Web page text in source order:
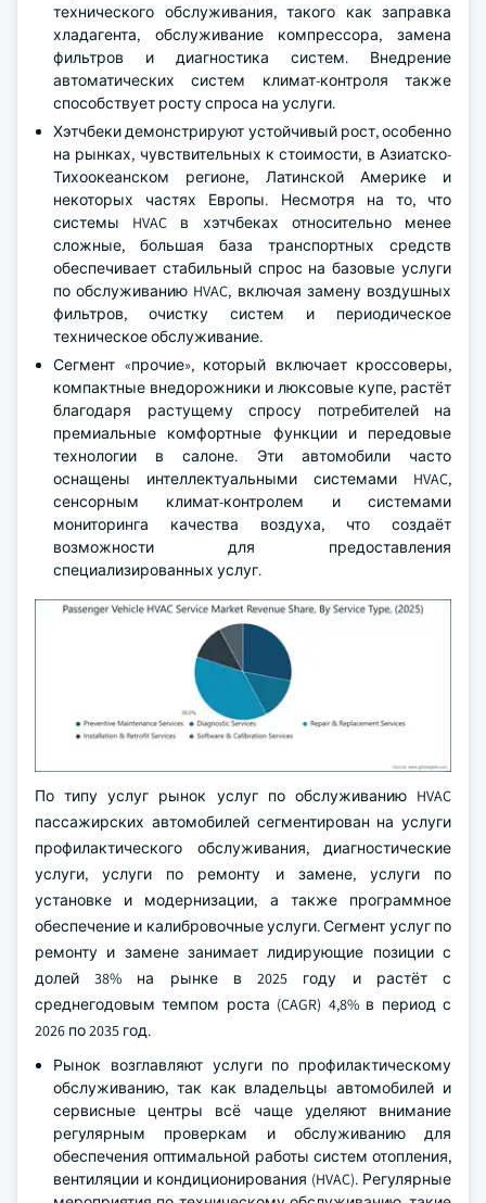
технического обслуживания, такого как заправка
хладагента, обслуживание компрессора, замена
фильтров и диагностика систем. Внедрение
автоматических систем климат-контроля также
способствует росту спроса на услуги.
Хэтчбеки демонстрируют устойчивый рост, особенно
на рынках, чувствительных к стоимости, в Азиатско-
Тихоокеанском регионе, Латинской Америке и
некоторых частях Европы. Несмотря на то, что
системы HVAC в хэтчбеках относительно менее
сложные, большая база транспортных средств
обеспечивает стабильный спрос на базовые услуги
по обслуживанию HVAC, включая замену воздушных
фильтров, очистку систем и периодическое
техническое обслуживание.
Сегмент «прочие», который включает кроссоверы,
компактные внедорожники и люксовые купе, растёт
благодаря растущему спросу потребителей на
премиальные комфортные функции и передовые
технологии в салоне. Эти автомобили часто
оснащены интеллектуальными системами HVAC,
сенсорным климат-контролем и системами
мониторинга качества воздуха, что создаёт
возможности для предоставления
специализированных услуг.
По типу услуг рынок услуг по обслуживанию HVAC
пассажирских автомобилей сегментирован на услуги
профилактического обслуживания, диагностические
услуги, услуги по ремонту и замене, услуги по
установке и модернизации, а также программное
обеспечение и калибровочные услуги. Сегмент услуг по
ремонту и замене занимает лидирующие позиции с
долей 38% на рынке в 2025 году и растёт с
среднегодовым темпом роста (CAGR) 4,8% в период с
2026 по 2035 год.
Рынок возглавляют услуги по профилактическому
обслуживанию, так как владельцы автомобилей и
сервисные центры всё чаще уделяют внимание
регулярным проверкам и обслуживанию для
обеспечения оптимальной работы систем отопления,
вентиляции и кондиционирования (HVAC). Регулярные